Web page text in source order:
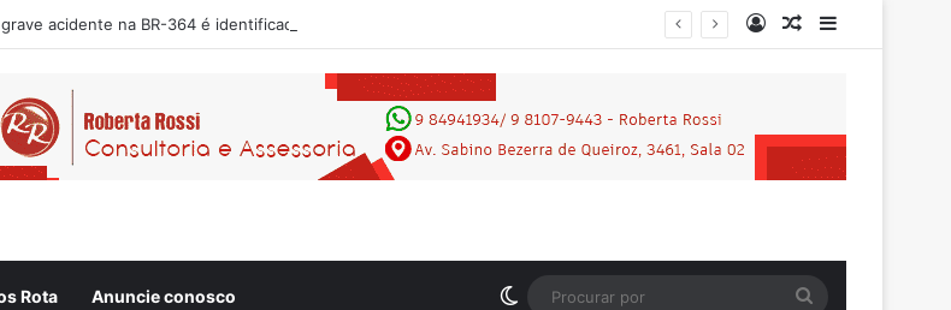
EntrarArtigo aleatório
Rota Anuncie conosco Switch skin